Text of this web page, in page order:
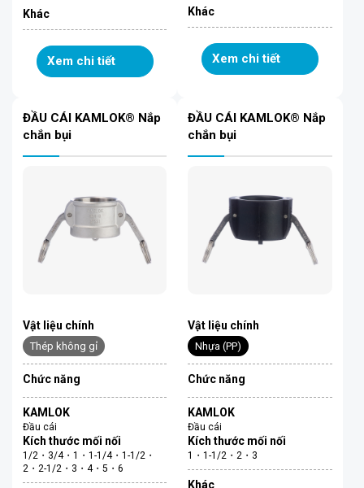
Khác
Xem chi tiết
Khác
Xem chi tiết
ĐẦU CÁI KAMLOK® Nắp
chắn bụi
Vật liệu chính
Thép không gỉ
Chức năng
KAMLOK
Đầu cái
Kích thước mối nối
1/2・3/4・1・1-1/4・1-1/2・
2・2-1/2・3・4・5・6
ĐẦU CÁI KAMLOK® Nắp
chắn bụi
Vật liệu chính
Nhựa (PP)
Chức năng
KAMLOK
Đầu cái
Kích thước mối nối
1・1-1/2・2・3
Khác